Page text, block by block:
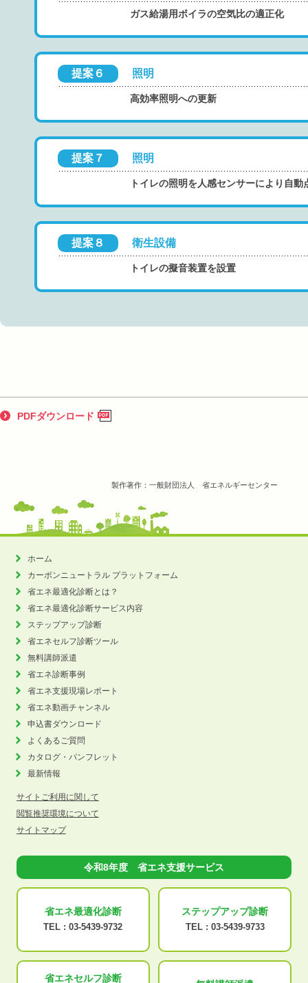
ガス給湯用ボイラの空気比の適正化
提案６ 照明
高効率照明への更新
提案７ 照明
トイレの照明を人感センサーにより自動
提案８ 衛生設備
トイレの擬音装置を設置
PDFダウンロード
製作著作：一般財団法人 省エネルギーセンター
ホーム
カーボンニュートラル プラットフォーム
省エネ最適化診断とは？
省エネ最適化診断サービス内容
ステップアップ診断
省エネセルフ診断ツール
無料講師派遣
省エネ診断事例
省エネ支援現場レポート
省エネ動画チャンネル
申込書ダウンロード
よくあるご質問
カタログ・パンフレット
最新情報
サイトご利用に関して
閲覧推奨環境について
サイトマップ
令和8年度 省エネ支援サービス
省エネ最適化診断
TEL : 03-5439-9732
ステップアップ診断
TEL : 03-5439-9733
省エネセルフ診断